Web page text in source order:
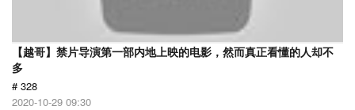
【越哥】禁片导演第一部内地上映的电影，然而真正看懂的人却不
多
# 328
2020-10-29 09:30